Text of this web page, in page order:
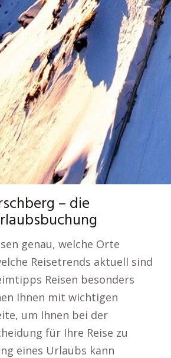
– die
genau, welche Orte
Reisetrends aktuell sind
Reisen besonders
Ihnen mit wichtigen
um Ihnen bei der
für Ihre Reise zu
eines Urlaubs kann